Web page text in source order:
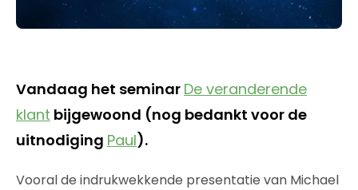
Vandaag het seminar De veranderende
klant bijgewoond (nog bedankt voor de
uitnodiging Paul).
Vooral de indrukwekkende presentatie van Michael